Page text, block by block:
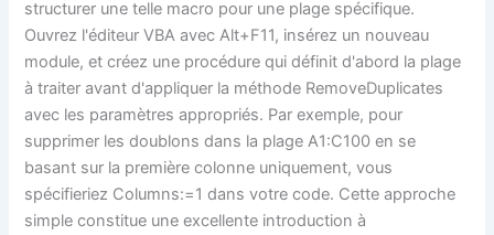
structurer une telle macro pour une plage spécifique.
Ouvrez l'éditeur VBA avec Alt+F11, insérez un nouveau
module, et créez une procédure qui définit d'abord la plage
à traiter avant d'appliquer la méthode RemoveDuplicates
avec les paramètres appropriés. Par exemple, pour
supprimer les doublons dans la plage A1:C100 en se
basant sur la première colonne uniquement, vous
spécifieriez Columns:=1 dans votre code. Cette approche
simple constitue une excellente introduction à